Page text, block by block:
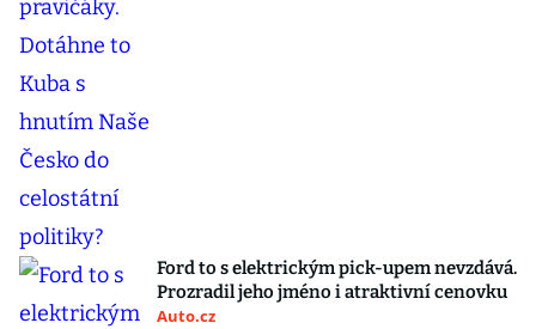
Ford to s elektrickým pick-upem nevzdává.
Prozradil jeho jméno i atraktivní cenovku
Auto.cz